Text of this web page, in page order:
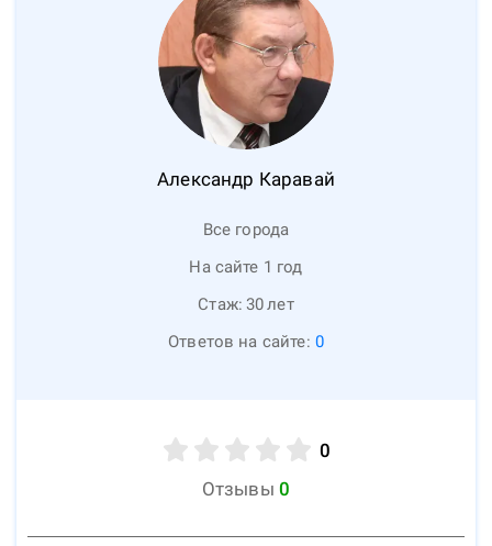
Александр Каравай
Все города
На сайте 1 год
Стаж: 30лет
Ответов на сайте: 0
0
Отзывы 0